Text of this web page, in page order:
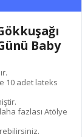
Baby
10 adet lateks
fazlası Atölye